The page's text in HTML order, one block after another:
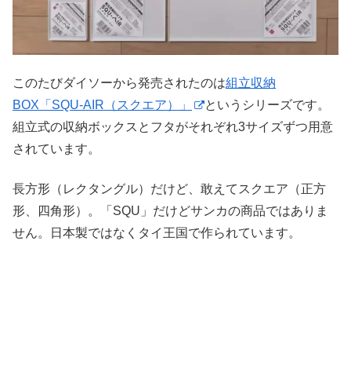
このたびダイソーから発売されたのは組立収納
BOX「SQU-AIR（スクエア）」
というシリーズです。
組立式の収納ボックスとフタがそれぞれ3サイズずつ用意
されています。
長方形（レクタングル）だけど、敢えてスクエア（正方
形、四角形）。「SQU」だけどサンカの商品ではありま
せん。日本製ではなくタイ王国で作られています。